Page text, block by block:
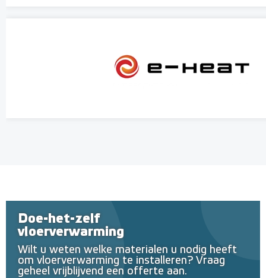
Doe-het-zelf
vloerverwarming
Wilt u weten welke materialen u nodig heeft
om vloerverwarming te installeren? Vraag
geheel vrijblijvend een offerte aan.